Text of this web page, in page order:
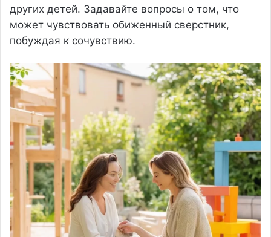
других детей. Задавайте вопросы о том, что
может чувствовать обиженный сверстник,
побуждая к сочувствию.